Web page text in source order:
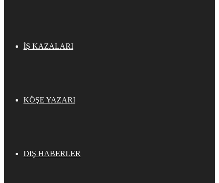
İŞ KAZALARI
KÖŞE YAZARI
DIŞ HABERLER